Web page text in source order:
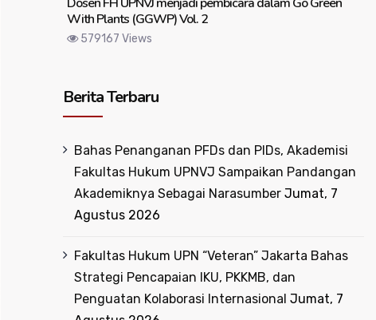
With Plants (GGWP) Vol. 2
579167 Views
Berita Terbaru
Bahas Penanganan PFDs dan PIDs, Akademisi
Fakultas Hukum UPNVJ Sampaikan Pandangan
Akademiknya Sebagai Narasumber Jumat, 7
Agustus 2026
Fakultas Hukum UPN “Veteran” Jakarta Bahas
Strategi Pencapaian IKU, PKKMB, dan
Penguatan Kolaborasi Internasional Jumat, 7